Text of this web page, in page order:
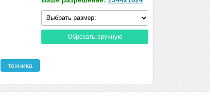
Обрезать вручную
техника